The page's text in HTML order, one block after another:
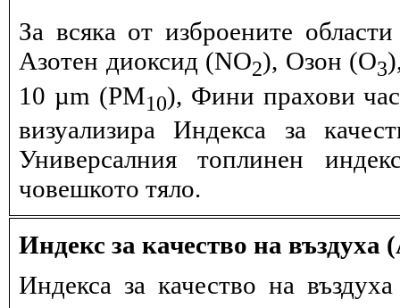
За всяка от изброените
Азотен диоксид (NO2), Озон (O3
10 µm (PM10), Фини прахови
визуализира Индекса за
Универсалния топлинен
човешкото тяло.
Индекс за качество на въздуха
Индекса за качество на